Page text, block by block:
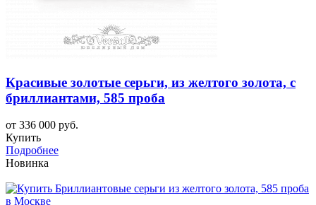
Красивые золотые серьги, из желтого золота, с
бриллиантами, 585 проба
от 336 000 руб.
Купить
Подробнее
Новинка